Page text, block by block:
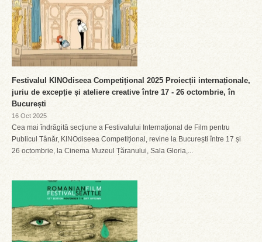
Festivalul KINOdiseea Competițional 2025 Proiecții internaționale,
juriu de excepție și ateliere creative între 17 - 26 octombrie, în
București
16 Oct 2025
Cea mai îndrăgită secțiune a Festivalului Internațional de Film pentru
Publicul Tânăr, KINOdiseea Competițional, revine la București între 17 și
26 octombrie, la Cinema Muzeul Țăranului, Sala Gloria,...